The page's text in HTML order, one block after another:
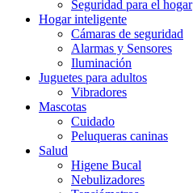
Seguridad para el hogar
Hogar inteligente
Cámaras de seguridad
Alarmas y Sensores
Iluminación
Juguetes para adultos
Vibradores
Mascotas
Cuidado
Peluqueras caninas
Salud
Higene Bucal
Nebulizadores